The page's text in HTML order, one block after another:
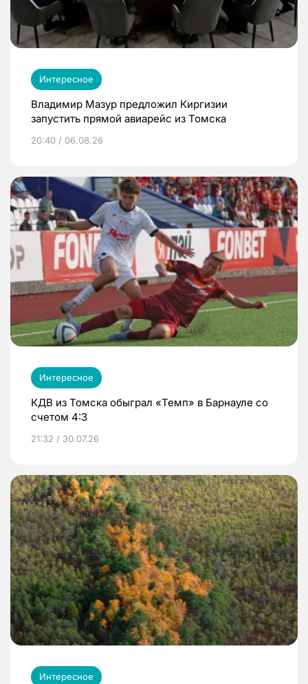
Интересное
Владимир Мазур предложил Киргизии
запустить прямой авиарейс из Томска
20:40 / 06.08.26
Интересное
КДВ из Томска обыграл «Темп» в Барнауле со
счетом 4:3
21:32 / 30.07.26
Интересное